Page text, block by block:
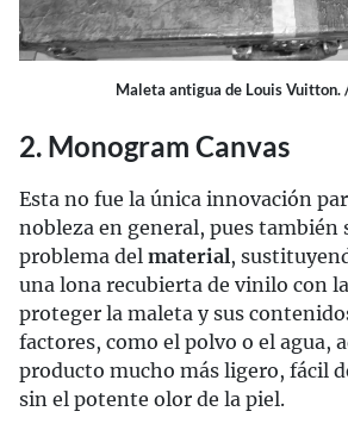
Maleta antigua de Louis Vuitton.
2. Monogram Canvas
Esta no fue la única innovación
nobleza en general, pues también
problema del material,
una lona recubierta de vinilo con
proteger la maleta y sus
factores, como el polvo o el agua,
producto mucho más ligero, fácil
sin el potente olor de la piel.